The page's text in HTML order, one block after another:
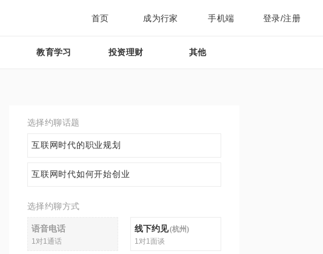
首页 成为行家 手机端 登录/注册
教育学习 投资理财 其他
选择约聊话题
互联网时代的职业规划
互联网时代如何开始创业
选择约聊方式
语音电话
1对1通话
线下约见(杭州)
1对1面谈